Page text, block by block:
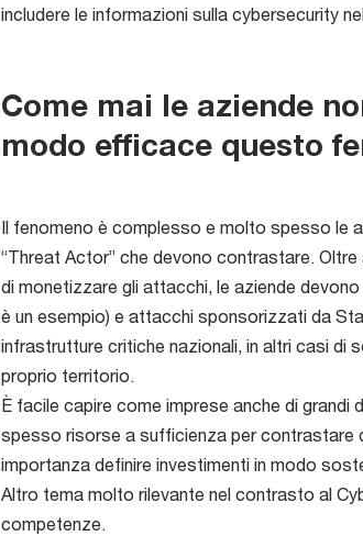
includere le informazioni sulla cybersecurity
Come mai le aziende
modo efficace questo
Il fenomeno è complesso e molto spesso le
“Threat Actor” che devono contrastare.
di monetizzare gli attacchi, le aziende
è un esempio) e attacchi sponsorizzati da
infrastrutture critiche nazionali, in altri casi di
proprio territorio.
È facile capire come imprese anche di
spesso risorse a sufficienza per contrastare
importanza definire investimenti in modo
Altro tema molto rilevante nel contrasto al
competenze.